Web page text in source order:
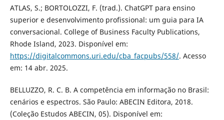
ATLAS, S.; BORTOLOZZI, F. (trad.). ChatGPT para ensino
superior e desenvolvimento profissional: um guia para IA
conversacional. College of Business Faculty Publications,
Rhode Island, 2023. Disponível em:
https://digitalcommons.uri.edu/cba_facpubs/558/. Acesso
em: 14 abr. 2025.
BELLUZZO, R. C. B. A competência em informação no Brasil:
cenários e espectros. São Paulo: ABECIN Editora, 2018.
(Coleção Estudos ABECIN, 05). Disponível em: